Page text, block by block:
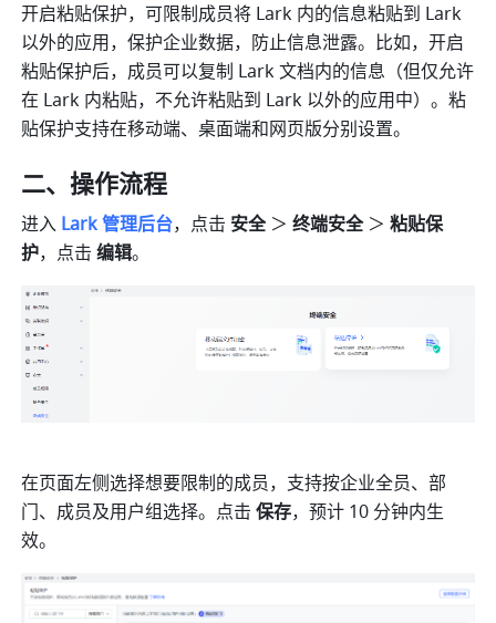
开启粘贴保护，可限制成员将 Lark 内的信息粘贴到
以外的应用，保护企业数据，防止信息泄露。比如，开启
粘贴保护后，成员可以复制 Lark 文档内的信息（但仅允许
在 Lark 内粘贴，不允许粘贴到 Lark 以外的应用中）。粘
贴保护支持在移动端、桌面端和网页版分别设置。
二、操作流程
进入 Lark 管理后台，点击 安全 ＞ 终端安全 ＞ 粘贴保
护，点击 编辑。
在页面左侧选择想要限制的成员，支持按企业全员、部
门、成员及用户组选择。点击 保存，预计 10 分钟内生
效。